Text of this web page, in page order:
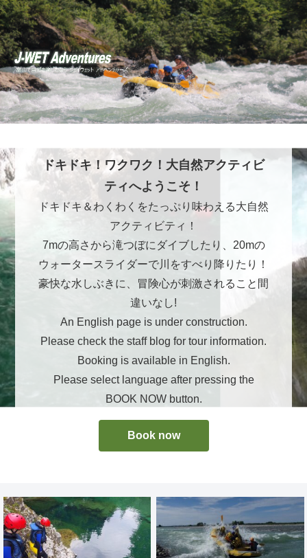
ドキドキ！ワクワク！大自然アクティビ
ティへようこそ！
ドキドキ＆わくわくをたっぷり味わえる大自然
アクティビティ！
7mの高さから滝つぼにダイブしたり、20mの
ウォータースライダーで川をすべり降りたり！
豪快な水しぶきに、冒険心が刺激されること間
違いなし!
An English page is under construction.
Please check the staff blog for tour information.
Booking is available in English.
Please select language after pressing the
BOOK NOW button.
Book now